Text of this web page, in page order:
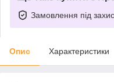
Замовлення під
Опис Характеристики